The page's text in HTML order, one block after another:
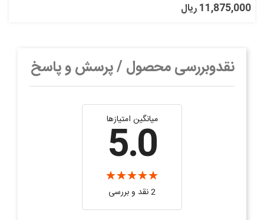
11,875,000 ریال
نقدوبررسی محصول / پرسش و پاسخ
میانگین امتیازها
5.0
2 نقد و بررسی‌‌